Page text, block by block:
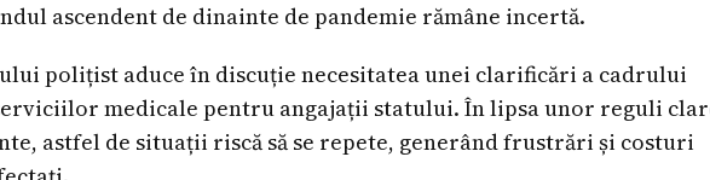
ascendent de dinainte de pandemie rămâne incertă.
polițist aduce în discuție necesitatea unei clarificări a cadrului
medicale pentru angajații statului. În lipsa unor reguli
astfel de situații riscă să se repete, generând frustrări și costuri